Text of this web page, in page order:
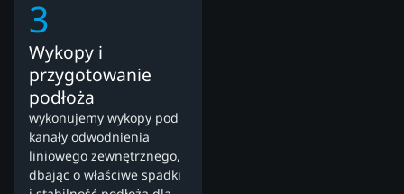
3
Wykopy i
przygotowanie
podłoża
wykonujemy wykopy pod
kanały odwodnienia
liniowego zewnętrznego,
dbając o właściwe spadki